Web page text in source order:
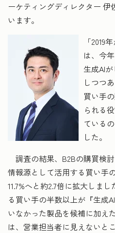
ーケティングディレクター 伊
います。
「2019
は、今
生成AI
しつつ
買い手
られる
ている
した。
調査の結果、B2Bの購買検
情報源として活用する買い手
11.7%へと約2.7倍に拡大しま
る買い手の半数以上が『生成
いなかった製品を候補に加え
は、営業担当者に見えないと